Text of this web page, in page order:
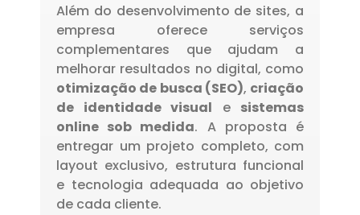
Além do desenvolvimento de sites, a
empresa oferece serviços
complementares que ajudam a
melhorar resultados no digital, como
otimização de busca (SEO), criação
de identidade visual e sistemas
online sob medida. A proposta é
entregar um projeto completo, com
layout exclusivo, estrutura funcional
e tecnologia adequada ao objetivo
de cada cliente.